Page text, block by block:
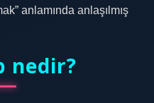
anlamında anlaşılmış
nedir?